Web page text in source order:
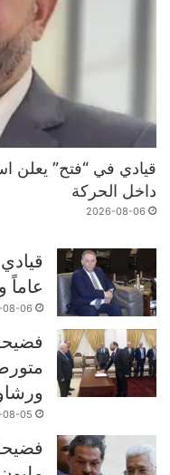
قيادي في “فتح” يعلن
داخل الحركة
2026-08-06
عاماً
08-06
08-05